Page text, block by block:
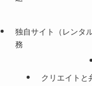
独自サイト（レンタ
務
クリエイトと